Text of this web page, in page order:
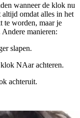
wanneer de klok nu
omdat alles in het
te worden, maar je
manieren:
slapen.
NAar achteren.
achteruit.